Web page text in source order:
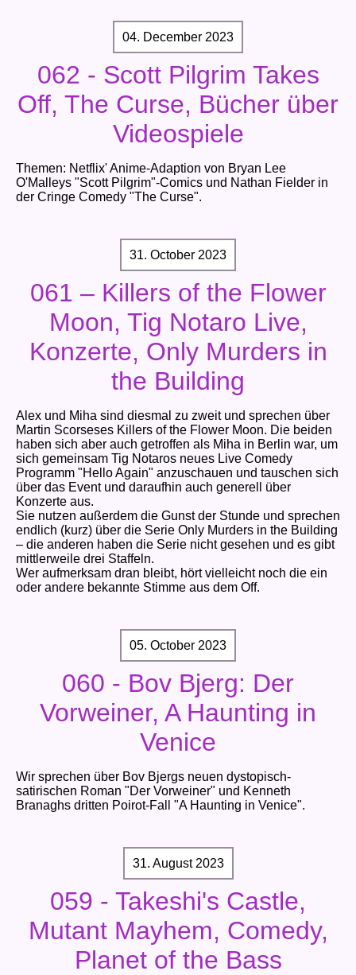
04. December 2023
062 - Scott Pilgrim Takes
Off, The Curse, Bücher über
Videospiele
Themen: Netflix' Anime-Adaption von Bryan Lee
O'Malleys "Scott Pilgrim"-Comics und Nathan Fielder in
der Cringe Comedy "The Curse".
31. October 2023
061 – Killers of the Flower
Moon, Tig Notaro Live,
Konzerte, Only Murders in
the Building
Alex und Miha sind diesmal zu zweit und sprechen über
Martin Scorseses Killers of the Flower Moon. Die beiden
haben sich aber auch getroffen als Miha in Berlin war, um
sich gemeinsam Tig Notaros neues Live Comedy
Programm "Hello Again" anzuschauen und tauschen sich
über das Event und daraufhin auch generell über
Konzerte aus.
Sie nutzen außerdem die Gunst der Stunde und sprechen
endlich (kurz) über die Serie Only Murders in the Building
– die anderen haben die Serie nicht gesehen und es gibt
mittlerweile drei Staffeln.
Wer aufmerksam dran bleibt, hört vielleicht noch die ein
oder andere bekannte Stimme aus dem Off.
05. October 2023
060 - Bov Bjerg: Der
Vorweiner, A Haunting in
Venice
Wir sprechen über Bov Bjergs neuen dystopisch-
satirischen Roman "Der Vorweiner" und Kenneth
Branaghs dritten Poirot-Fall "A Haunting in Venice".
31. August 2023
059 - Takeshi's Castle,
Mutant Mayhem, Comedy,
Planet of the Bass